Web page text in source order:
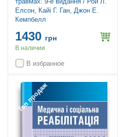
Елсон, Кайі Г. Ган, Джон Е.
Кемпбелл
1430 грн
В наличии
В избранное
Топ продаж